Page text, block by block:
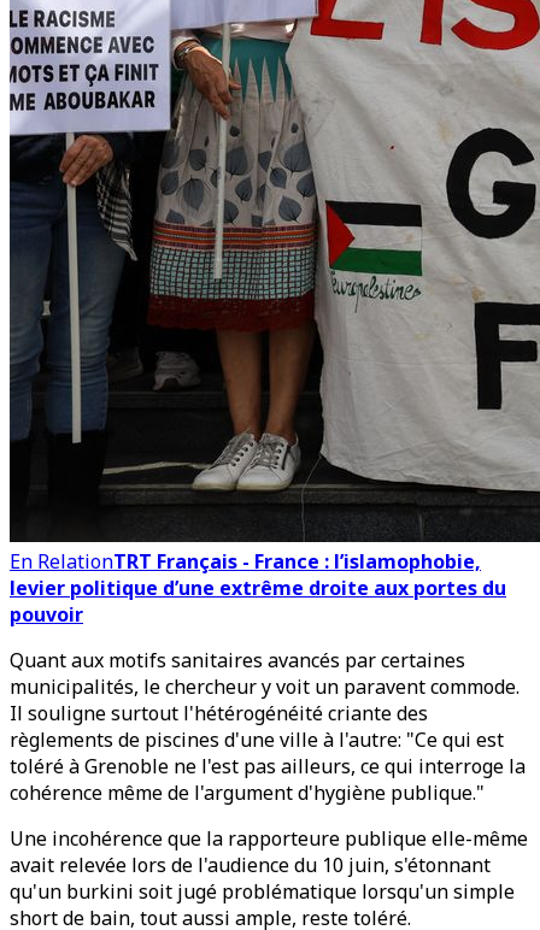
En RelationTRT Français - France : l’islamophobie,
levier politique d’une extrême droite aux portes du
pouvoir
Quant aux motifs sanitaires avancés par certaines
municipalités, le chercheur y voit un paravent commode.
Il souligne surtout l'hétérogénéité criante des
règlements de piscines d'une ville à l'autre: "Ce qui est
toléré à Grenoble ne l'est pas ailleurs, ce qui interroge la
cohérence même de l'argument d'hygiène publique."
Une incohérence que la rapporteure publique elle-même
avait relevée lors de l'audience du 10 juin, s'étonnant
qu'un burkini soit jugé problématique lorsqu'un simple
short de bain, tout aussi ample, reste toléré.